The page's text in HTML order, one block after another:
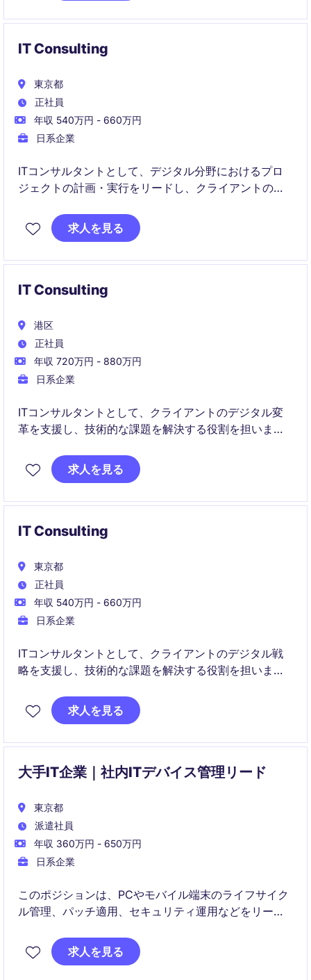
IT Consulting
東京都
正社員
年収 540万円 - 660万円
日系企業
ITコンサルタントとして、デジタル分野におけるプロ
ジェクトの計画・実行をリードし、クライアントのビ
京を拠点に、プロフェッショナルサービス業界で活躍
する絶好の機会です。
求人を見る
IT Consulting
港区
正社員
年収 720万円 - 880万円
日系企業
ITコンサルタントとして、クライアントのデジタル変
革を支援し、技術的な課題を解決する役割を担いま
率的で革新的なソリューションを提供します。
求人を見る
IT Consulting
東京都
正社員
年収 540万円 - 660万円
日系企業
ITコンサルタントとして、クライアントのデジタル戦
略を支援し、技術的な課題を解決する役割を担いま
ながら、プロジェクトの成功に向けたソリューション
を提案していただきます。
求人を見る
大手IT企業｜社内ITデバイス管理リード
東京都
派遣社員
年収 360万円 - 650万円
日系企業
このポジションは、PCやモバイル端末のライフサイク
ル管理、パッチ適用、セキュリティ運用などをリード
また、ベンダー調整やKPI改善を通じて運用の最適化を
求人を見る